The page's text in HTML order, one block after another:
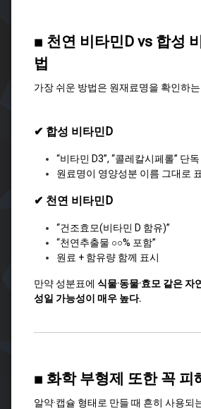
■ 천연 비타민D vs 합성
법
가장 쉬운 방법은 원재료명을 확인하는
✔ 합성 비타민D
“비타민 D3”, “콜레칼시페롤” 단
원료명이 영양성분 이름 그대로
✔ 천연 비타민D
“건조효모(비타민 D 함유)”
“천연추출물 ○○% 포함”
원료 + 함유량 함께 표시
만약 성분표에 식물·동물·효모 같은 자
성일 가능성이 매우 높다.
■ 화학 부형제 또한 꼭 피
알약·캡슐 형태로 만들 때 흔히 사용되